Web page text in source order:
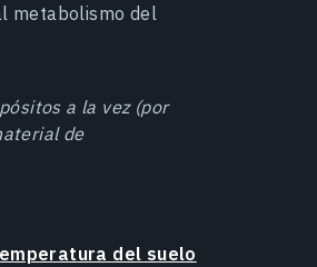
metabolismo del
a la vez (por
de
del suelo